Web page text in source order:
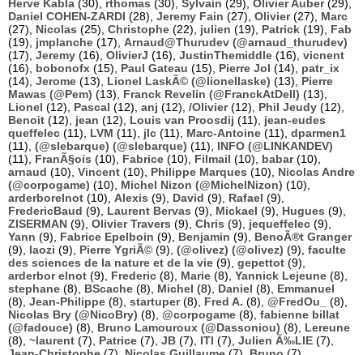
Herve Kabla (30), rthomas (30), Sylvain (29), Olivier Auber(29),
Daniel COHEN-ZARDI (28), Jeremy Fain (27), Olivier(27), Marc
(27), Nicolas (25), Christophe (22), julien (19), Patrick (19), Fab
(19), jmplanche (17), Arnaud@Thurudev (@arnaud_thurudev)
(17), Jeremy (16), OlivierJ (16), JustinThemiddle (16), vicnent
(16), bobonofx (15), Paul Gateau (15), Pierre Jol (14), patr_ix
(14), Jerome (13), Lionel LaskÃ© (@lionellaske) (13), Pierre
Mawas (@Pem) (13), Franck Revelin (@FranckAtDell) (13),
Lionel (12), Pascal (12), anj (12), /Olivier(12), Phil Jeudy (12),
Benoit (12), jean (12), Louis van Proosdij (11), jean-eudes
queffelec (11), LVM (11), jlc (11), Marc-Antoine (11), dparmen1
(11), (@slebarque) (@slebarque) (11), INFO (@LINKANDEV)
(11), FranÃ§ois (10), Fabrice (10), Filmail (10), babar(10),
arnaud (10), Vincent (10), Philippe Marques (10), Nicolas Andre
(@corpogame) (10), Michel Nizon (@MichelNizon) (10),
arderborelnot (10), Alexis (9), David (9), Rafael (9),
FredericBaud (9), Laurent Bervas (9), Mickael (9), Hugues (9),
ZISERMAN (9), Olivier Travers (9), Chris (9), jequeffelec (9),
Yann (9), Fabrice Epelboin (9), Benjamin (9), BenoÃ®t Granger
(9), laozi (9), Pierre YgriÃ© (9), (@olivez) (@olivez) (9), faculte
des sciences de la nature et de la vie (9), gepettot (9),
arderbor elnot (9), Frederic (8), Marie (8), Yannick Lejeune (8),
stephane (8), BScache (8), Michel (8), Daniel (8), Emmanuel
(8), Jean-Philippe (8), startuper(8), Fred A. (8), @FredOu_
(8),
Nicolas Bry (@NicoBry) (8), @corpogame (8), fabienne billat
(@fadouce) (8), Bruno Lamouroux (@Dassoniou) (8), Lereune
(8), ~laurent (7), Patrice (7), JB (7), ITI (7), Julien Ã‰LIE (7),